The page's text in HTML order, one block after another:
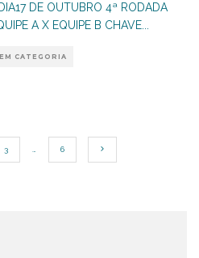
DE OUTUBRO 4ª RODADA
A X EQUIPE B CHAVE...
CATEGORIA
3 … 6